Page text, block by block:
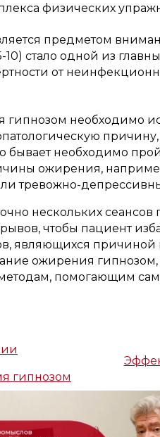
физических
предметом
10) стало одной из
от
необходимо
бывает необходимо
ожирения,
тревожно-
нескольких
чтобы пациент
являющихся
ожирения гипнозом,
помогающим
гипнозом